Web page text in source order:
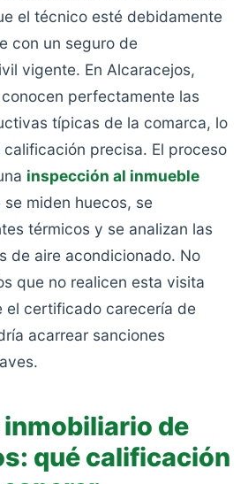
el técnico esté debidamente
con un seguro de
vigente. En Alcaracejos,
perfectamente las
típicas de la comarca, lo
precisa. El proceso
inspección al inmueble
miden huecos, se
térmicos y se analizan las
de aire acondicionado. No
que no realicen esta visita
el certificado carecería de
acarrear sanciones
inmobiliario de
qué calificación